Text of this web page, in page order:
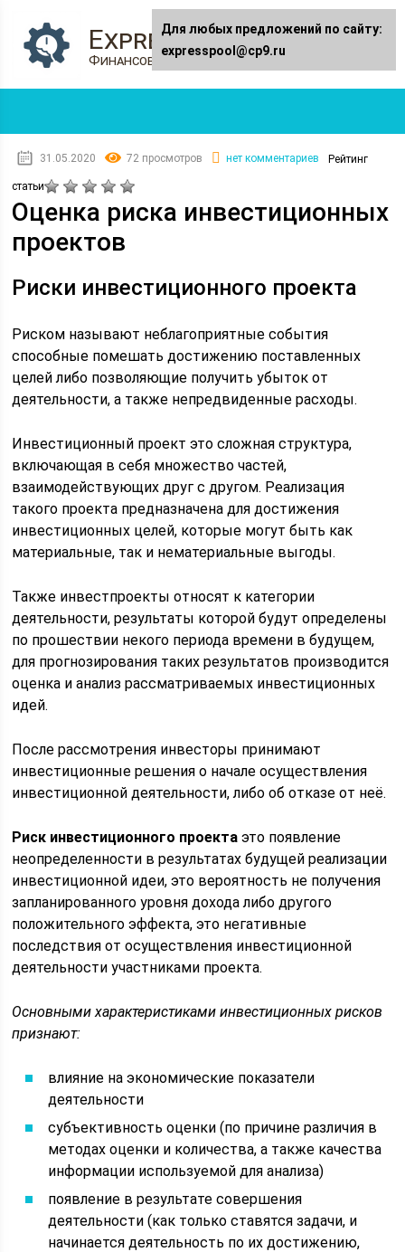
Expresspool.ru
Финансовый журнал
31.05.2020 72 просмотров нет комментариев Рейтинг
статьи
Оценка риска инвестиционных
проектов
Риски инвестиционного проекта
Риском называют неблагоприятные события
способные помешать достижению поставленных
целей либо позволяющие получить убыток от
деятельности, а также непредвиденные расходы.
Инвестиционный проект это сложная структура,
включающая в себя множество частей,
взаимодействующих друг с другом. Реализация
такого проекта предназначена для достижения
инвестиционных целей, которые могут быть как
материальные, так и нематериальные выгоды.
Также инвестпроекты относят к категории
деятельности, результаты которой будут определены
по прошествии некого периода времени в будущем,
для прогнозирования таких результатов производится
оценка и анализ рассматриваемых инвестиционных
идей.
После рассмотрения инвесторы принимают
инвестиционные решения о начале осуществления
инвестиционной деятельности, либо об отказе от неё.
Риск инвестиционного проекта это появление
неопределенности в результатах будущей реализации
инвестиционной идеи, это вероятность не получения
запланированного уровня дохода либо другого
положительного эффекта, это негативные
последствия от осуществления инвестиционной
деятельности участниками проекта.
Основными характеристиками инвестиционных рисков
признают:
влияние на экономические показатели
деятельности
субъективность оценки (по причине различия в
методах оценки и количества, а также качества
информации используемой для анализа)
появление в результате совершения
деятельности (как только ставятся задачи, и
начинается деятельность по их достижению,
Для любых предложений по сайту:
expresspool@cp9.ru